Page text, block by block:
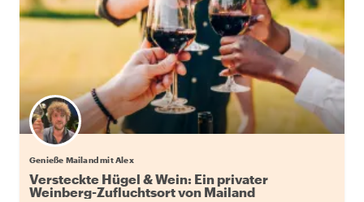
Genieße Mailand mit Alex
Versteckte Hügel & Wein: Ein privater
Weinberg-Zufluchtsort von Mailand